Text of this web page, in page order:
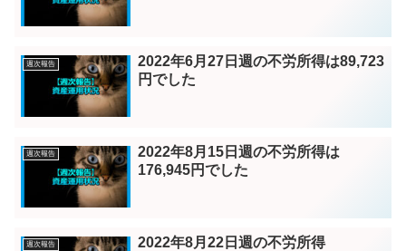
週次報告
2022年6月27日週の不労所得は89,723
円でした
週次報告
2022年8月15日週の不労所得は
176,945円でした
週次報告
2022年8月22日週の不労所得